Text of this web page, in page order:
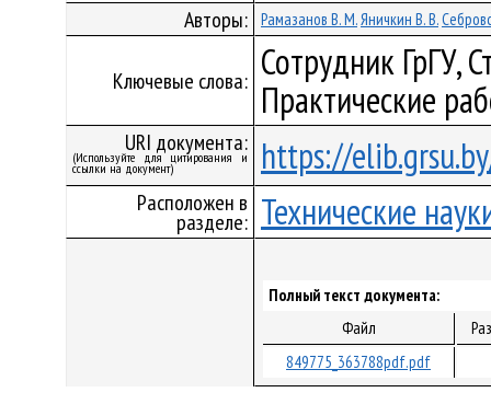
Авторы: Рамазанов В. М.Яничкин В. В.
Ключевые слова: Сотрудник ГрГУ,
Практические
URI документа:
(Используйте для цитирования и
ссылки на документ) https://
Расположен в
разделе: Технические
Полный текст документа:
Файл
849775_363788pdf.pdf